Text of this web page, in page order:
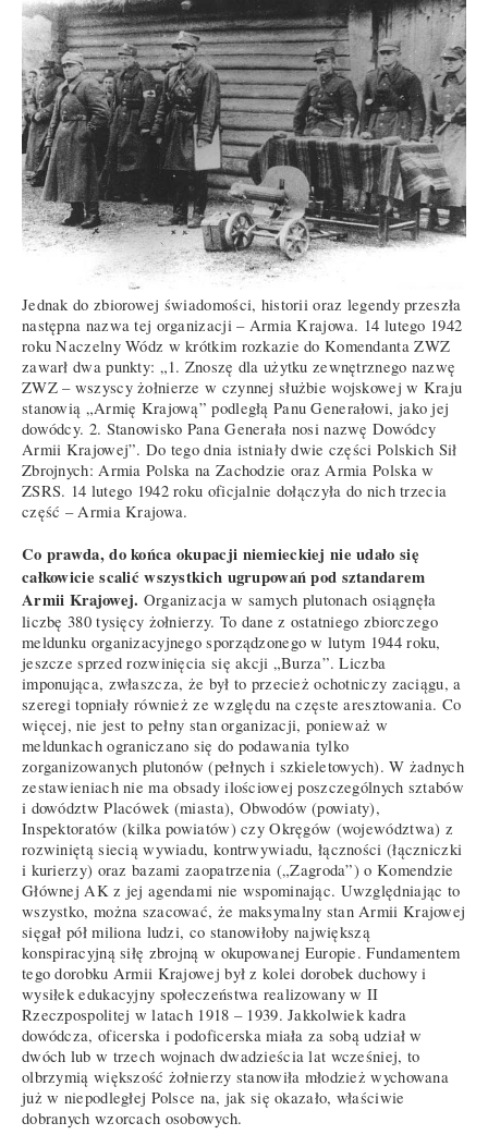
Jednak do zbiorowej świadomości, historii oraz legendy przeszła
następna nazwa tej organizacji – Armia Krajowa. 14 lutego 1942
roku Naczelny Wódz w krótkim rozkazie do Komendanta ZWZ
zawarł dwa punkty: „1. Znoszę dla użytku zewnętrznego nazwę
ZWZ – wszyscy żołnierze w czynnej służbie wojskowej w Kraju
stanowią „Armię Krajową” podległą Panu Generałowi, jako jej
dowódcy. 2. Stanowisko Pana Generała nosi nazwę Dowódcy
Armii Krajowej”. Do tego dnia istniały dwie części Polskich Sił
Zbrojnych: Armia Polska na Zachodzie oraz Armia Polska w
ZSRS. 14 lutego 1942 roku oficjalnie dołączyła do nich trzecia
część – Armia Krajowa.
Co prawda, do końca okupacji niemieckiej nie udało się
całkowicie scalić wszystkich ugrupowań pod sztandarem
Armii Krajowej. Organizacja w samych plutonach osiągnęła
liczbę 380 tysięcy żołnierzy. To dane z ostatniego zbiorczego
meldunku organizacyjnego sporządzonego w lutym 1944 roku,
jeszcze sprzed rozwinięcia się akcji „Burza”. Liczba
imponująca, zwłaszcza, że był to przecież ochotniczy zaciągu, a
szeregi topniały również ze względu na częste aresztowania. Co
więcej, nie jest to pełny stan organizacji, ponieważ w
meldunkach ograniczano się do podawania tylko
zorganizowanych plutonów (pełnych i szkieletowych). W żadnych
zestawieniach nie ma obsady ilościowej poszczególnych sztabów
i dowództw Placówek (miasta), Obwodów (powiaty),
Inspektoratów (kilka powiatów) czy Okręgów (województwa) z
rozwiniętą siecią wywiadu, kontrwywiadu, łączności (łączniczki
i kurierzy) oraz bazami zaopatrzenia („Zagroda”) o Komendzie
Głównej AK z jej agendami nie wspominając. Uwzględniając to
wszystko, można szacować, że maksymalny stan Armii Krajowej
sięgał pół miliona ludzi, co stanowiłoby największą
konspiracyjną siłę zbrojną w okupowanej Europie. Fundamentem
tego dorobku Armii Krajowej był z kolei dorobek duchowy i
wysiłek edukacyjny społeczeństwa realizowany w II
Rzeczpospolitej w latach 1918 – 1939. Jakkolwiek kadra
dowódcza, oficerska i podoficerska miała za sobą udział w
dwóch lub w trzech wojnach dwadzieścia lat wcześniej, to
olbrzymią większość żołnierzy stanowiła młodzież wychowana
już w niepodległej Polsce na, jak się okazało, właściwie
dobranych wzorcach osobowych.